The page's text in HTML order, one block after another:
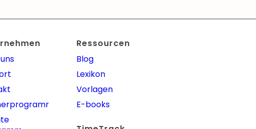
Ressourcen
Blog
Lexikon
Vorlagen
E-books